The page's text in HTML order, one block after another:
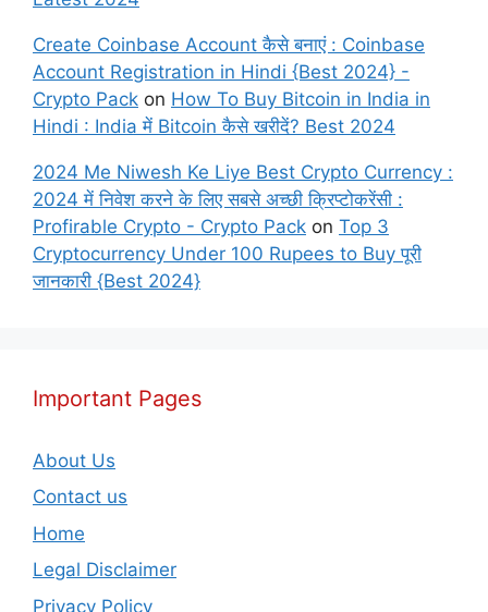
Create Coinbase Account कैसे बनाएं : Coinbase
Account Registration in Hindi {Best 2024} -
Crypto Pack on How To Buy Bitcoin in India in
Hindi : India में Bitcoin कैसे खरीदें? Best 2024
2024 Me Niwesh Ke Liye Best Crypto Currency :
2024 में निवेश करने के लिए सबसे अच्छी क्रिप्टोकरेंसी :
Profirable Crypto - Crypto Pack on Top 3
Cryptocurrency Under 100 Rupees to Buy पूरी
जानकारी {Best 2024}
Important Pages
About Us
Contact us
Home
Legal Disclaimer
Privacy Policy